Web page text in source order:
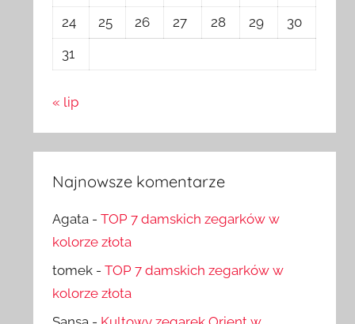
24
25 26 27 28 29
30
31
« lip
Najnowsze komentarze
Agata -TOP 7 damskich zegarków w
kolorze złota
tomek -TOP 7 damskich zegarków w
kolorze złota